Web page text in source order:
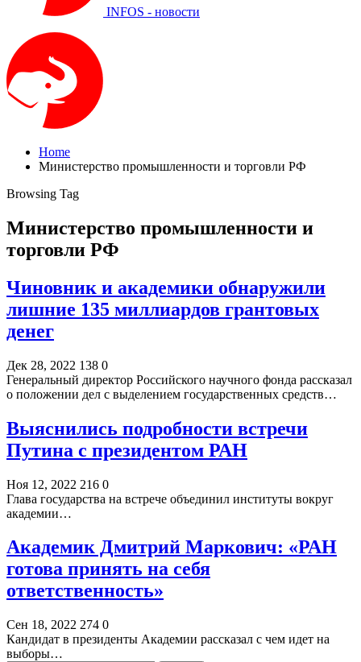
INFOS - новости
Home
Министерство промышленности и торговли РФ
Browsing Tag
Министерство промышленности и
торговли РФ
Чиновник и академики обнаружили
лишние 135 миллиардов грантовых
денег
Дек 28, 2022 138 0
Генеральный директор Российского научного фонда рассказал
о положении дел с выделением государственных средств…
Выяснились подробности встречи
Путина с президентом РАН
Ноя 12, 2022 216 0
Глава государства на встрече объединил институты вокруг
академии…
Академик Дмитрий Маркович: «РАН
готова принять на себя
ответственность»
Сен 18, 2022 274 0
Кандидат в президенты Академии рассказал с чем идет на
выборы…